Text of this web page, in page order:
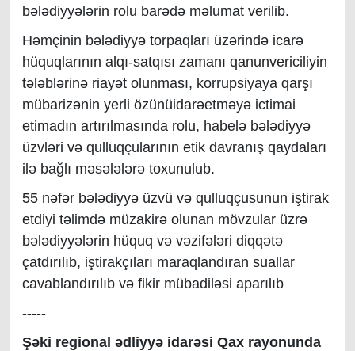
bələdiyyələrin rolu barədə məlumat verilib.
Həmçinin bələdiyyə torpaqları üzərində icarə
hüquqlarının alqı-satqısı zamanı qanunvericiliyin
tələblərinə riayət olunması, korrupsiyaya qarşı
mübarizənin yerli özünüidarəetməyə ictimai
etimadın artırılmasında rolu, habelə bələdiyyə
üzvləri və qulluqçularının etik davranış qaydaları
ilə bağlı məsələlərə toxunulub.
55 nəfər bələdiyyə üzvü və qulluqçusunun iştirak
etdiyi təlimdə müzakirə olunan mövzular üzrə
bələdiyyələrin hüquq və vəzifələri diqqətə
çatdırılıb, iştirakçıları maraqlandıran suallar
cavablandırılıb və fikir mübadiləsi aparılıb
-----
Şəki regional ədliyyə idarəsi Qax rayonunda